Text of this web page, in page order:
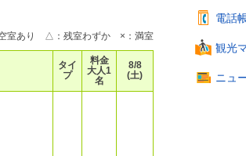
室あり △：残室わずか ×：満室
タイ
プ
料金
大人1
名
8/8
(土)
電話
観光
ニュ